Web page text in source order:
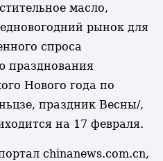
масло,
рынок для
спроса
празднования
Нового года по
праздник Весны/,
на 17 февраля.
chinanews.com.cn,